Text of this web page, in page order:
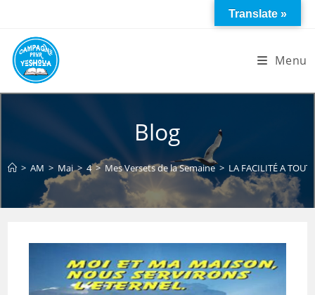
content
Menu
Blog
> AM > Mai > 4 > Mes Versets de la Semaine > LA FACILITÉ A TOUT
Translate »